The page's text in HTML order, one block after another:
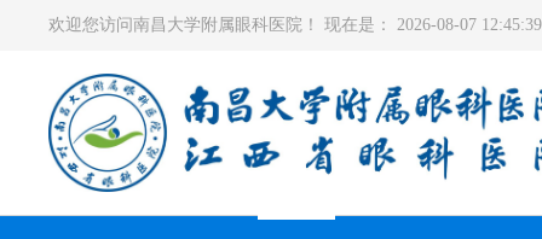
欢迎您访问南昌大学附属眼科医院！ 现在是： 2026-08-07